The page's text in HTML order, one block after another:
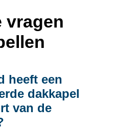
vragen
heeft een
dakkapel
van de